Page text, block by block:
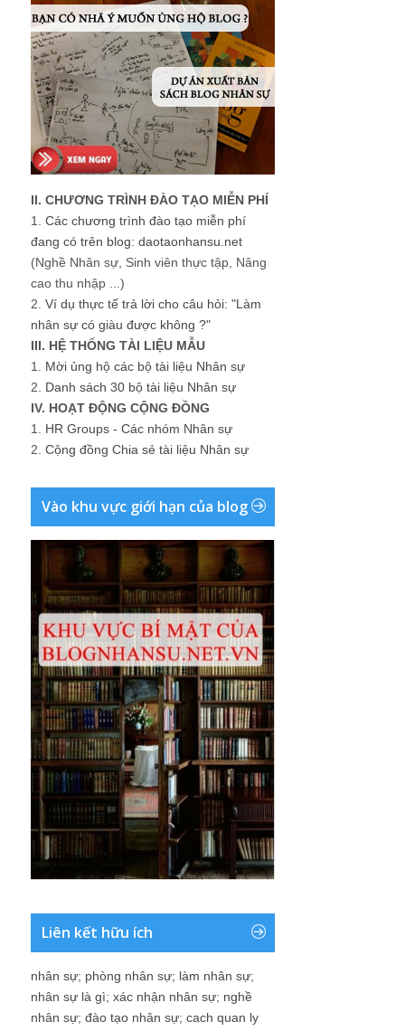
II. CHƯƠNG TRÌNH ĐÀO TẠO MIỄN PHÍ
1. Các chương trình đào tạo miễn phí
đang có trên blog: daotaonhansu.net
(Nghề Nhân sự, Sinh viên thực tập, Nâng
cao thu nhập ...)
2. Ví dụ thực tế trả lời cho câu hỏi: "Làm
nhân sự có giàu được không ?"
III. HỆ THỐNG TÀI LIỆU MẪU
1. Mời ủng hộ các bộ tài liệu Nhân sự
2. Danh sách 30 bộ tài liệu Nhân sự
IV. HOẠT ĐỘNG CỘNG ĐỒNG
1. HR Groups - Các nhóm Nhân sự
2. Cộng đồng Chia sẻ tài liệu Nhân sự
Vào khu vực giới hạn của blog
Liên kết hữu ích
nhân sự; phòng nhân sự; làm nhân sự;
nhân sự là gì; xác nhận nhân sự; nghề
nhân sự; đào tạo nhân sự; cach quan ly